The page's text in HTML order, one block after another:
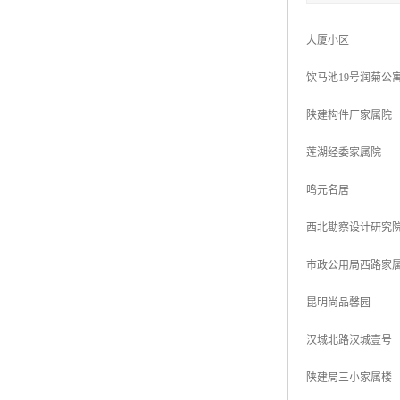
大厦小区
饮马池19号润菊公
陕建构件厂家属院
莲湖经委家属院
鸣元名居
西北勘察设计研究
市政公用局西路家
昆明尚品馨园
汉城北路汉城壹号
陕建局三小家属楼